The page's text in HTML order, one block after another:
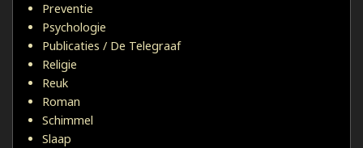
Preventie
Psychologie
Publicaties / De Telegraaf
Religie
Reuk
Roman
Schimmel
Slaap